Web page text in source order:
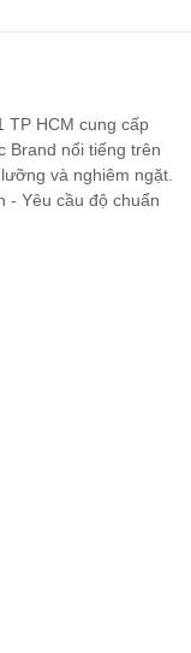
TP HCM cung cấp
Brand nổi tiếng trên
và nghiêm ngặt.
- Yêu cầu độ chuẩn